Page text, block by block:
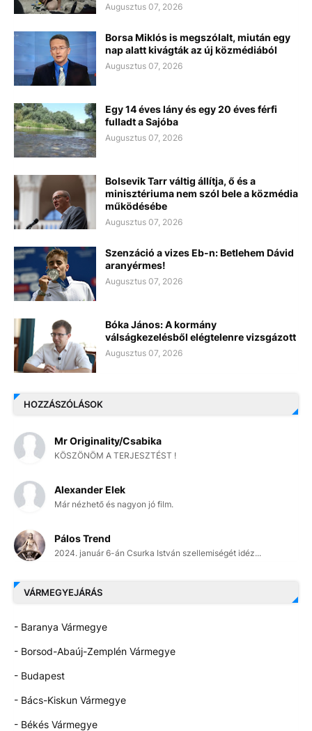
Augusztus 07, 2026
Borsa Miklós is megszólalt, miután egy
nap alatt kivágták az új közmédiából
Augusztus 07, 2026
Egy 14 éves lány és egy 20 éves férfi
fulladt a Sajóba
Augusztus 07, 2026
Bolsevik Tarr váltig állítja, ő és a
minisztériuma nem szól bele a közmédia
működésébe
Augusztus 07, 2026
Szenzáció a vizes Eb-n: Betlehem Dávid
aranyérmes!
Augusztus 07, 2026
Bóka János: A kormány
válságkezelésből elégtelenre vizsgázott
Augusztus 07, 2026
HOZZÁSZÓLÁSOK
Mr Originality/Csabika
KÖSZÖNÖM A TERJESZTÉST !
Alexander Elek
Már nézhető és nagyon jó film.
Pálos Trend
2024. január 6-án Csurka István szellemiségét idéz...
VÁRMEGYEJÁRÁS
- Baranya Vármegye
- Borsod-Abaúj-Zemplén Vármegye
- Budapest
- Bács-Kiskun Vármegye
- Békés Vármegye